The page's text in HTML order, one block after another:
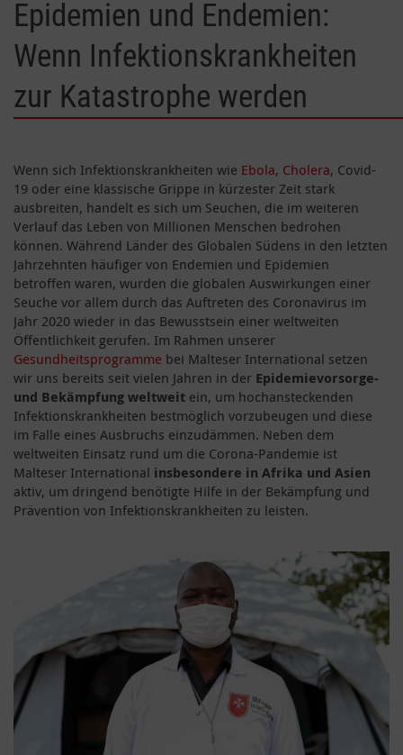
Epidemien und Endemien:
Wenn Infektionskrankheiten
zur Katastrophe werden
Wenn sich Infektionskrankheiten wie Ebola, Cholera, Covid-
19 oder eine klassische Grippe in kürzester Zeit stark
ausbreiten, handelt es sich um Seuchen, die im weiteren
Verlauf das Leben von Millionen Menschen bedrohen
können. Während Länder des Globalen Südens in den letzten
Jahrzehnten häufiger von Endemien und Epidemien
betroffen waren, wurden die globalen Auswirkungen einer
Seuche vor allem durch das Auftreten des Coronavirus im
Jahr 2020 wieder in das Bewusstsein einer weltweiten
Öffentlichkeit gerufen. Im Rahmen unserer
Gesundheitsprogramme bei Malteser International setzen
wir uns bereits seit vielen Jahren in der Epidemievorsorge-
und Bekämpfung weltweit ein, um hochansteckenden
Infektionskrankheiten bestmöglich vorzubeugen und diese
im Falle eines Ausbruchs einzudämmen. Neben dem
weltweiten Einsatz rund um die Corona-Pandemie ist
Malteser International insbesondere in Afrika und Asien
aktiv, um dringend benötigte Hilfe in der Bekämpfung und
Prävention von Infektionskrankheiten zu leisten.